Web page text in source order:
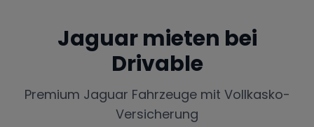
Bentley Rolls Royce Aston Martin
Jaguarmieten bei
Drivable
Premium Jaguar Fahrzeuge mit Vollkasko-
Versicherung